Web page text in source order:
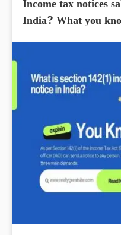
Income tax notices
India? What you